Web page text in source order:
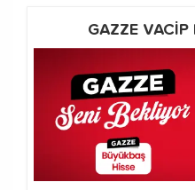
GAZZE VACİP